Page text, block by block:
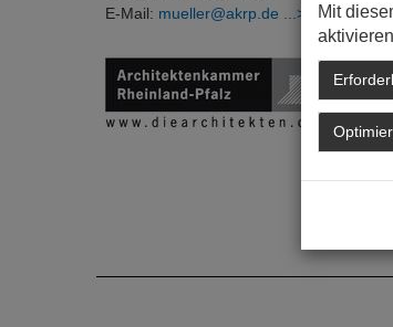
E-Mail: mueller@akrp.de
Mit